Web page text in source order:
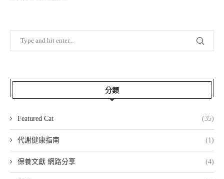
分類
Featured Cat (35)
代謝健康指南 (1)
保養文獻 網路分享 (4)